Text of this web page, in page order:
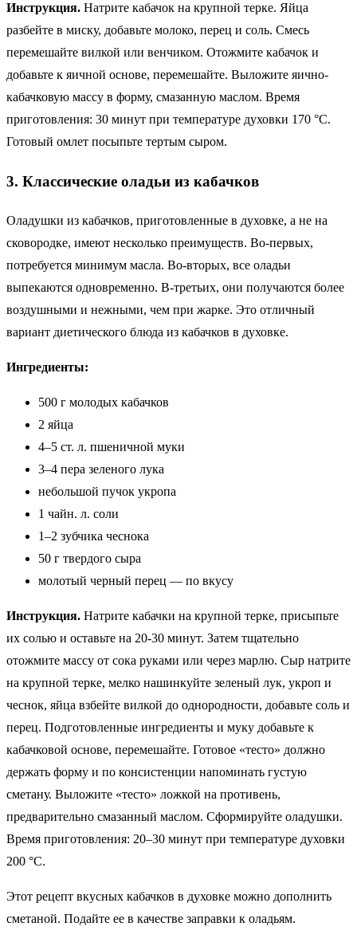
Инструкция. Натрите кабачок на крупной терке. Яйца
разбейте в миску, добавьте молоко, перец и соль. Смесь
перемешайте вилкой или венчиком. Отожмите кабачок и
добавьте к яичной основе, перемешайте. Выложите яично-
кабачковую массу в форму, смазанную маслом. Время
приготовления: 30 минут при температуре духовки 170 °C.
Готовый омлет посыпьте тертым сыром.
3. Классические оладьи из кабачков
Оладушки из кабачков, приготовленные в духовке, а не на
сковородке, имеют несколько преимуществ. Во-первых,
потребуется минимум масла. Во-вторых, все оладьи
выпекаются одновременно. В-третьих, они получаются более
воздушными и нежными, чем при жарке. Это отличный
вариант диетического блюда из кабачков в духовке.
Ингредиенты:
500 г молодых кабачков
2 яйца
4–5 ст. л. пшеничной муки
3–4 пера зеленого лука
небольшой пучок укропа
1 чайн. л. соли
1–2 зубчика чеснока
50 г твердого сыра
молотый черный перец — по вкусу
Инструкция. Натрите кабачки на крупной терке, присыпьте
их солью и оставьте на 20-30 минут. Затем тщательно
отожмите массу от сока руками или через марлю. Сыр натрите
на крупной терке, мелко нашинкуйте зеленый лук, укроп и
чеснок, яйца взбейте вилкой до однородности, добавьте соль и
перец. Подготовленные ингредиенты и муку добавьте к
кабачковой основе, перемешайте. Готовое «тесто» должно
держать форму и по консистенции напоминать густую
сметану. Выложите «тесто» ложкой на противень,
предварительно смазанный маслом. Сформируйте оладушки.
Время приготовления: 20–30 минут при температуре духовки
200 °C.
Этот рецепт вкусных кабачков в духовке можно дополнить
сметаной. Подайте ее в качестве заправки к оладьям.